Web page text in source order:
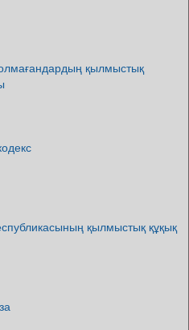
қылмыстық
қылмыстық құқық